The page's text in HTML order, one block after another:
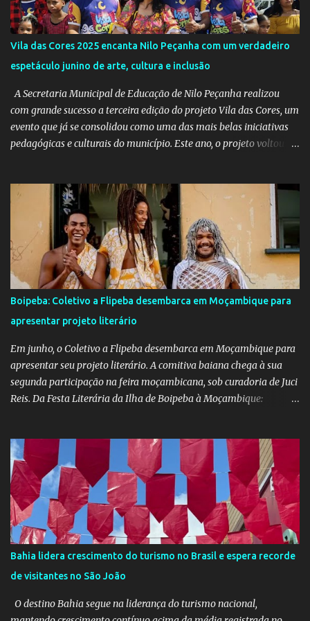
Vila das Cores 2025 encanta Nilo Peçanha com um verdadeiro
espetáculo junino de arte, cultura e inclusão
A Secretaria Municipal de Educação de Nilo Peçanha realizou
com grande sucesso a terceira edição do projeto Vila das Cores, um
evento que já se consolidou como uma das mais belas iniciativas
pedagógicas e culturais do município. Este ano, o projeto voltou a
criatividade e tradição. Entre os dias 16 e 18 de junho, o clima
junino tomou conta das comunidades de Barra dos Carvalhos e
São Francisco, passando por São Benedito e encerrando com
grande estilo na sede do município. Em cada local, os alunos
deram um verdadeiro show de participação e animação, com
apresentações marcadas por muito forró, cores vibrantes, danças
típicas, encenações e um forte espírito de celebração. O projeto é
mais do que uma atividade cultural: é um movimento educativo e
social que une arte, identidade e inclusão. Com o apoio irrestrito
da equipe da Secretaria de Educação e a colaboração de di...
Boipeba: Coletivo a Flipeba desembarca em Moçambique para
apresentar projeto literário
Em junho, o Coletivo a Flipeba desembarca em Moçambique para
apresentar seu projeto literário. A comitiva baiana chega à sua
segunda participação na feira moçambicana, sob curadoria de Juci
Reis. Da Festa Literária da Ilha de Boipeba à Moçambique:
— levará ao continente africano o projeto Escrita Viajante e as
Diversidades Culturais Diaspóricas, representando o Coletivo
Flipeba na Feira do Livro de Maputo, que acontece de 16 a 20 de
junho, reunindo importantes nomes da literatura africana e
mundial. O projeto busca fomentar a leitura e a produção literária
a partir de experiências de viagem conectadas à diáspora africana.
Como desdobramento, será lançado durante a feira o livro
Confissões de Viajante (Sem Grana), estreia de Manoela no
mercado editorial independente. A obra já está em sua terceira
edição e alcançou o primeiro lugar em vendas na categoria
Viagens –...
Bahia lidera crescimento do turismo no Brasil e espera recorde
de visitantes no São João
O destino Bahia segue na liderança do turismo nacional,